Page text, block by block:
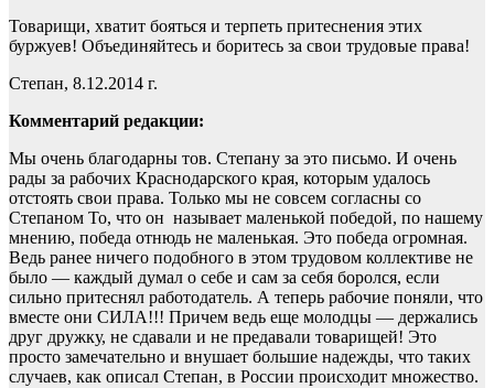
Товарищи, хватит бояться и терпеть притеснения этих
буржуев! Объединяйтесь и боритесь за свои трудовые права!
Степан, 8.12.2014 г.
Комментарий редакции:
Мы очень благодарны тов. Степану за это письмо. И очень
рады за рабочих Краснодарского края, которым удалось
отстоять свои права. Только мы не совсем согласны со
Степаном То, что он называет маленькой победой, по нашему
мнению, победа отнюдь не маленькая. Это победа огромная.
Ведь ранее ничего подобного в этом трудовом коллективе не
было — каждый думал о себе и сам за себя боролся, если
сильно притеснял работодатель. А теперь рабочие поняли, что
вместе они СИЛА!!! Причем ведь еще молодцы — держались
друг дружку, не сдавали и не предавали товарищей! Это
просто замечательно и внушает большие надежды, что таких
случаев, как описал Степан, в России происходит множество.